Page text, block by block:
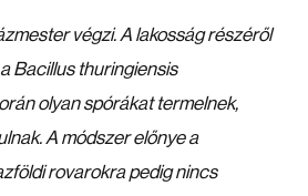
végzi. A lakosság részéről
Bacillus thuringiensis
olyan spórákat termelnek,
A módszer előnye a
rovarokra pedig nincs